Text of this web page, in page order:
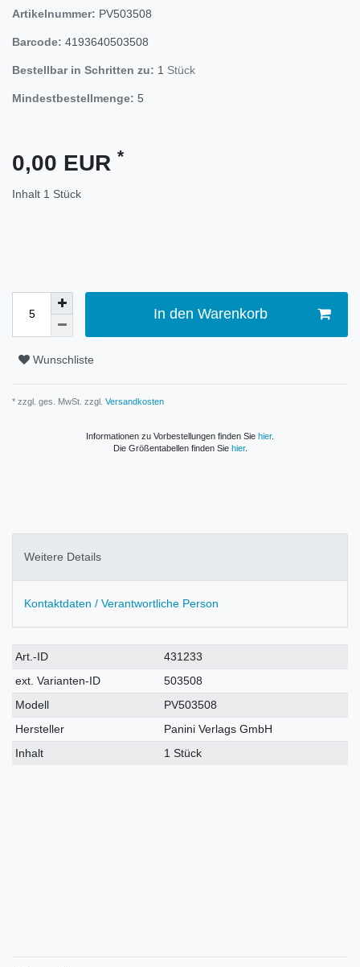
Artikelnummer: PV503508
Barcode: 4193640503508
Bestellbar in Schritten zu: 1 Stück
Mindestbestellmenge: 5
0,00 EUR *
Inhalt 1 Stück
In den Warenkorb
Wunschliste
* zzgl. ges. MwSt. zzgl. Versandkosten
Informationen zu Vorbestellungen finden Sie hier.
Die Größentabellen finden Sie hier.
Weitere Details
Kontaktdaten / Verantwortliche Person
Technisches
Merkmal
Wert
Art.-ID
431233
ext. Varianten-ID
503508
Modell
PV503508
Hersteller
Panini Verlags GmbH
Inhalt
1 Stück